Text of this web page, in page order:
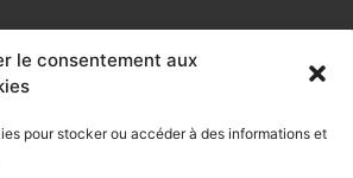
le consentement aux
pour stocker ou accéder à des informations et